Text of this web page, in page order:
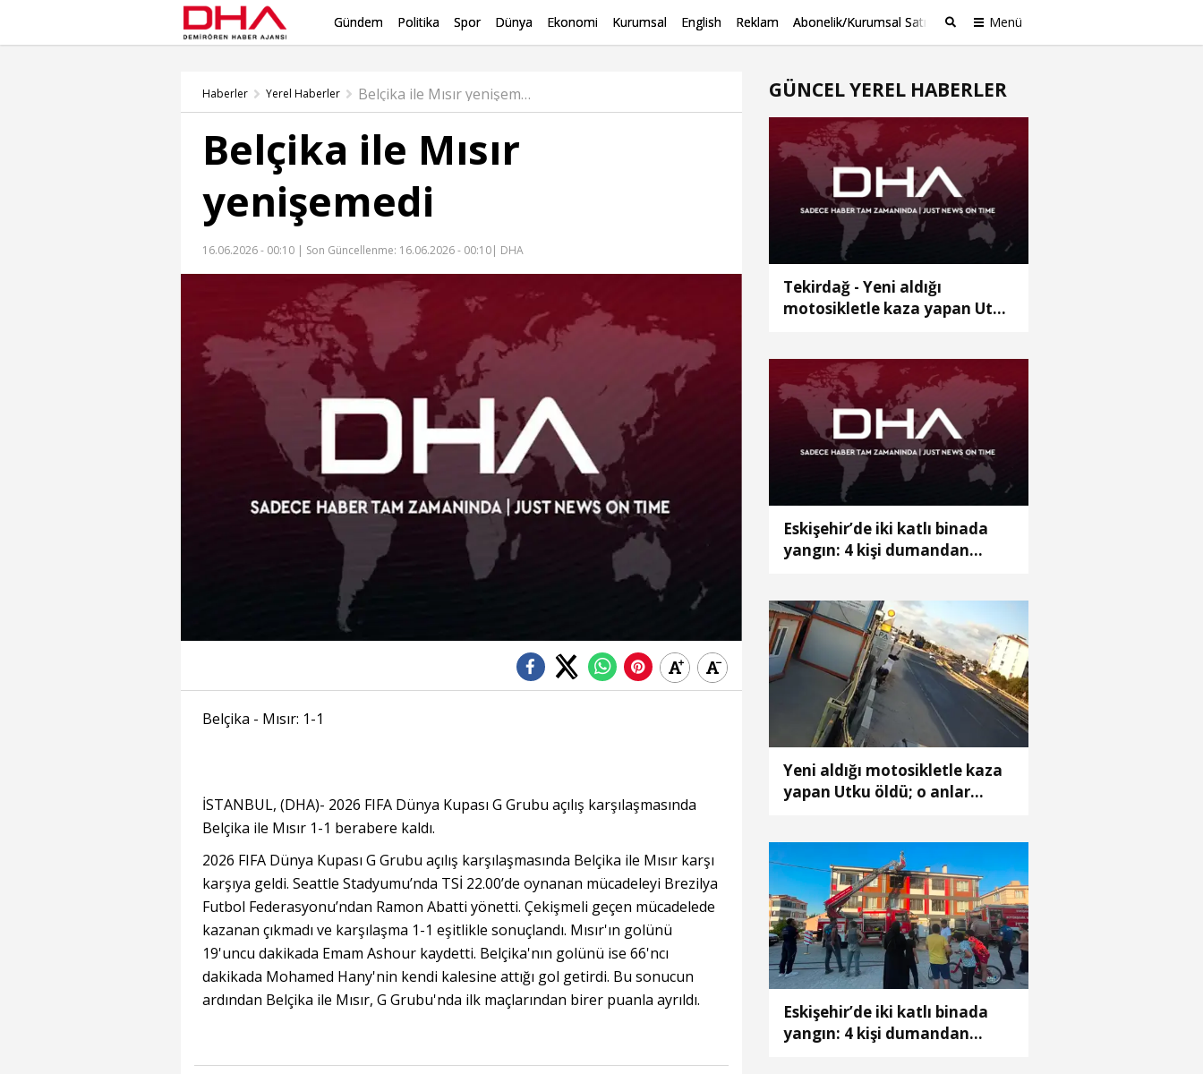
Gündem Politika Spor Dünya Ekonomi Kurumsal English Reklam Abonelik/Kurumsal Satış Menü
Haberler Yerel Haberler Belçika ile Mısır yenişemedi Haber
Belçika ile Mısır
yenişemedi
16.06.2026 - 00:10 | Son Güncellenme: 16.06.2026 - 00:10| DHA
Belçika - Mısır: 1-1
İSTANBUL, (DHA)- 2026 FIFA Dünya Kupası G Grubu açılış karşılaşmasında
Belçika ile Mısır 1-1 berabere kaldı.
2026 FIFA Dünya Kupası G Grubu açılış karşılaşmasında Belçika ile Mısır karşı
karşıya geldi. Seattle Stadyumu’nda TSİ 22.00’de oynanan mücadeleyi Brezilya
Futbol Federasyonu’ndan Ramon Abatti yönetti. Çekişmeli geçen mücadelede
kazanan çıkmadı ve karşılaşma 1-1 eşitlikle sonuçlandı. Mısır'ın golünü
19'uncu dakikada Emam Ashour kaydetti. Belçika'nın golünü ise 66'ncı
dakikada Mohamed Hany'nin kendi kalesine attığı gol getirdi. Bu sonucun
ardından Belçika ile Mısır, G Grubu'nda ilk maçlarından birer puanla ayrıldı.
GÜNCEL YEREL HABERLER
Tekirdağ - Yeni aldığı
motosikletle kaza yapan Utku
Eskişehir’de iki katlı binada
yangın: 4 kişi dumandan
Yeni aldığı motosikletle kaza
yapan Utku öldü; o anlar
Eskişehir’de iki katlı binada
yangın: 4 kişi dumandan